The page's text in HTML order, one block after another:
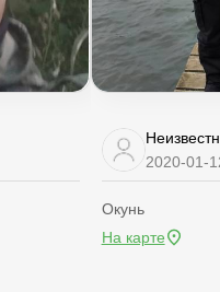
2020-01-
Окунь
На карте